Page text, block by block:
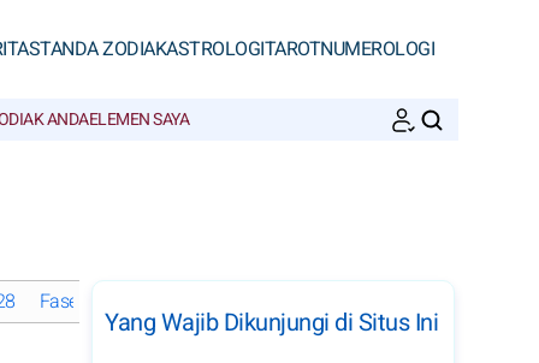
TANDA ZODIAKASTROLOGITAROTNUMEROLOGI
ANDAELEMEN SAYA
Fase Bulan di Februari 2028
Yang Wajib Dikunjungi di Situs Ini